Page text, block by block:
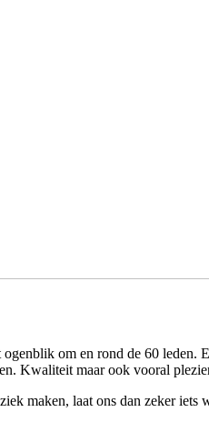
om en rond de 60 leden.
Kwaliteit maar ook vooral
maken, laat ons dan zeker